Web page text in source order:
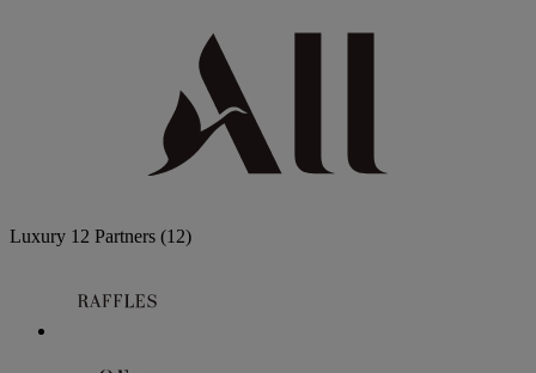
Luxury 12 Partners (12)